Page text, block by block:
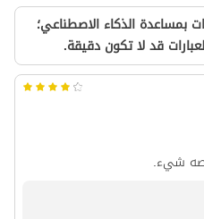
بمساعدة الذكاء الاصطناعي؛
قد لا تكون دقيقة.
شيء.